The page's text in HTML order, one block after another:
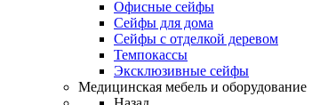
Офисные сейфы
Сейфы для дома
Сейфы с отделкой деревом
Темпокассы
Эксклюзивные сейфы
Медицинская мебель и оборудование